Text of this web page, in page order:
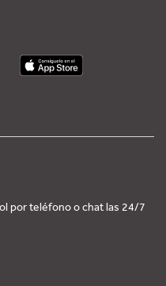
por teléfono o chat las 24/7